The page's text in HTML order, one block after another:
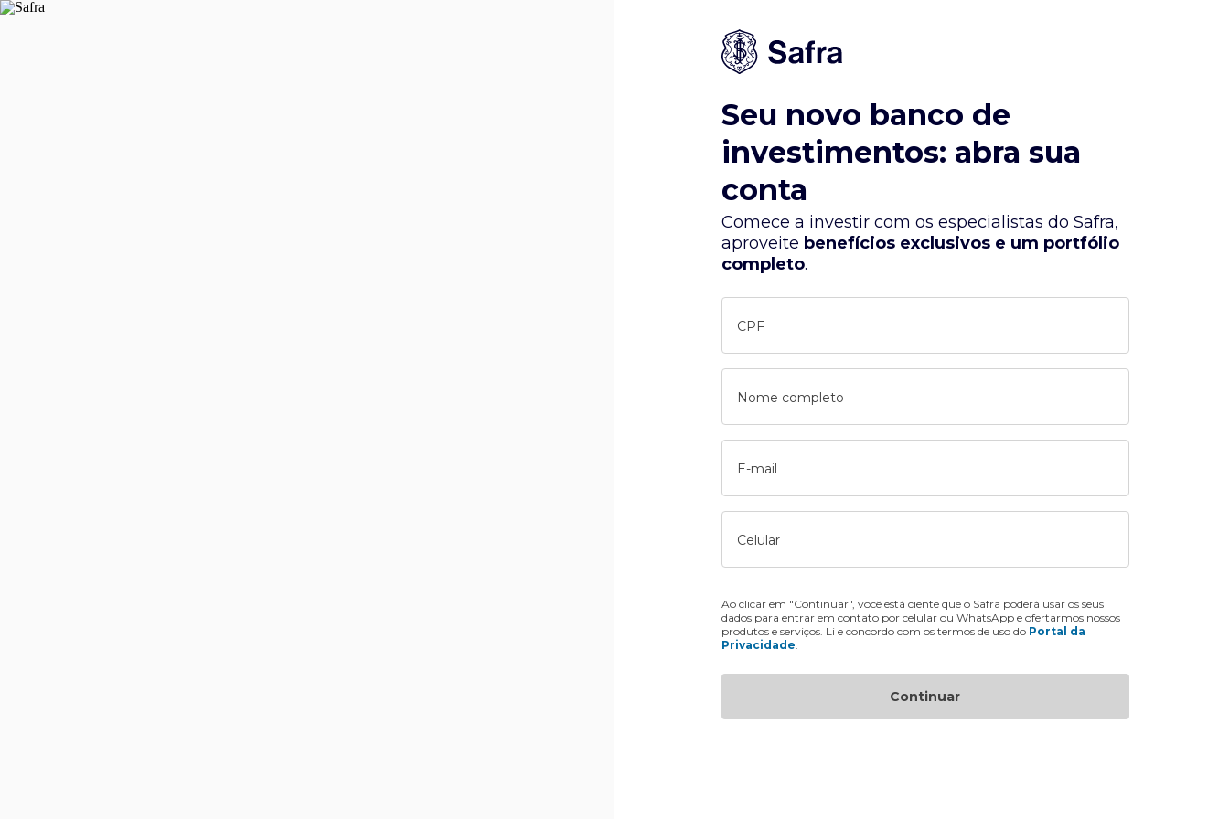
Seu novo banco de
investimentos: abra sua
conta
Comece a investir com os especialistas do Safra,
aproveite benefícios exclusivos e um portfólio
completo.
CPF
Nome completo
E-mail
Celular
Ao clicar em "Continuar", você está ciente que o Safra poderá usar os seus
dados para entrar em contato por celular ou WhatsApp e ofertarmos nossos
produtos e serviços. Li e concordo com os termos de uso do Portal da
Privacidade
Continuar